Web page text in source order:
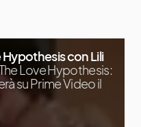
Hypothesis con Lili
Love Hypothesis:
su Prime Video il